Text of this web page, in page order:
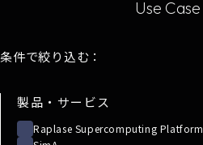
条件で絞り込む：
製品・サービス
Raplase Supercomputing Platform